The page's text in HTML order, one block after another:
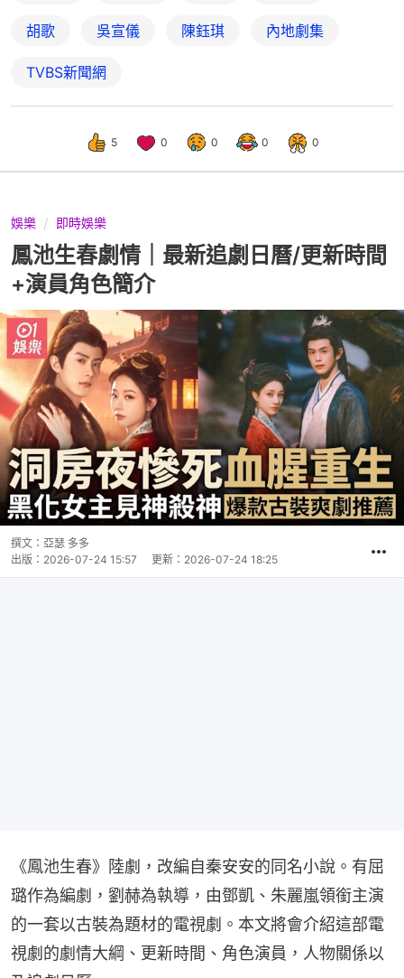
胡歌 吳宣儀 陳鈺琪 內地劇集
TVBS新聞網
5 0 0 0 0
娛樂 即時娛樂
鳳池生春劇情｜最新追劇日曆/更新時間
+演員角色簡介
撰文： 亞瑟 多多
出版： 2026-07-24 15:57 更新： 2026-07-24 18:25
《鳳池生春》陸劇，改編自秦安安的同名小說。有屈
璐作為編劇，劉赫為執導，由鄧凱、朱麗嵐領銜主演
的一套以古裝為題材的電視劇。本文將會介紹這部電
視劇的劇情大綱、更新時間、角色演員，人物關係以